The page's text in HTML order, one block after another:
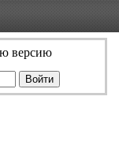
версию